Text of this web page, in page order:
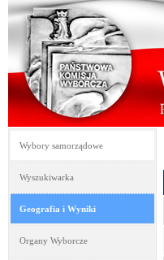
Wybory samorządowe
Wyszukiwarka
Geografia i Wyniki
Organy Wyborcze